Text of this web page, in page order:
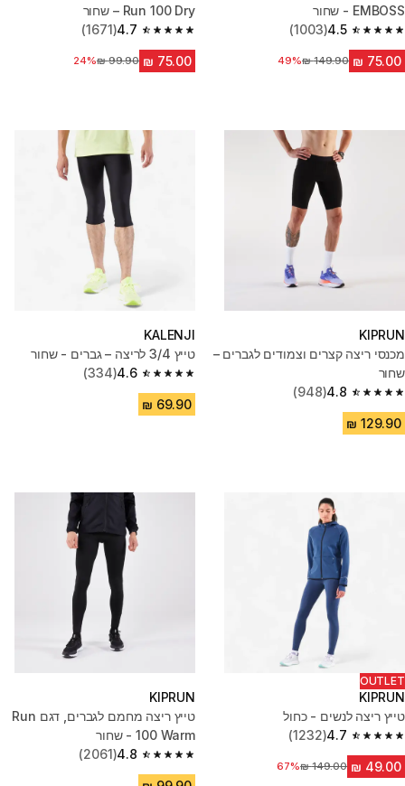
EMBOSS - שחור
4.5
4.5 out of 5 stars from 1003 reviews
(1003)
מחיר לפני הנחה‏149.90 ₪
49%
Run 100 Dry – שחור
4.7
4.7 out of 5 stars from 1671 reviews
(1671)
מחיר לפני הנחה‏99.90 ₪
24%
KIPRUN
מכנסי ריצה קצרים וצמודים לגברים –
שחור
4.8
4.8 out of 5 stars from 948 reviews
(948)
KALENJI
טייץ 3/4 לריצה – גברים - שחור
4.6
4.6 out of 5 stars from 334 reviews
(334)
OUTLET
KIPRUN
טייץ ריצה לנשים - כחול
4.7
4.7 out of 5 stars from 1232 reviews
(1232)
מחיר לפני הנחה‏149.00 ₪
67%
KIPRUN
טייץ ריצה מחמם לגברים, דגם Run
100 Warm - שחור
4.8
4.8 out of 5 stars from 2061 reviews
(2061)